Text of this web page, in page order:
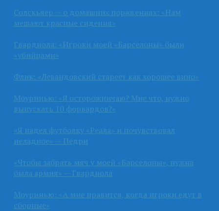
Солскьяер — о домашних поражениях: «Нам
мешают красные сидения»
Гвардиола: «Игроки моей «Барселоны» были
«убийцами»
Флик: «Левандовский стареет как хорошее вино»
Моуринью: «Я осторожничаю? Мне что, нужно
выпускать 10 форвардов?»
«Я надел футболку «Реала» и почувствовал
неладное» — Педри
«Чтобы забрать мяч у моей «Барселоны», нужна
была армия» — Гвардиола
Моуринью: «А мне нравится, когда игроки едут в
сборные»